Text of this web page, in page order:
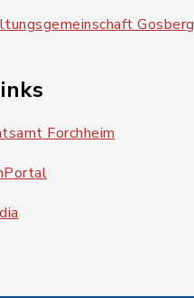
Gosberg
Forchheim